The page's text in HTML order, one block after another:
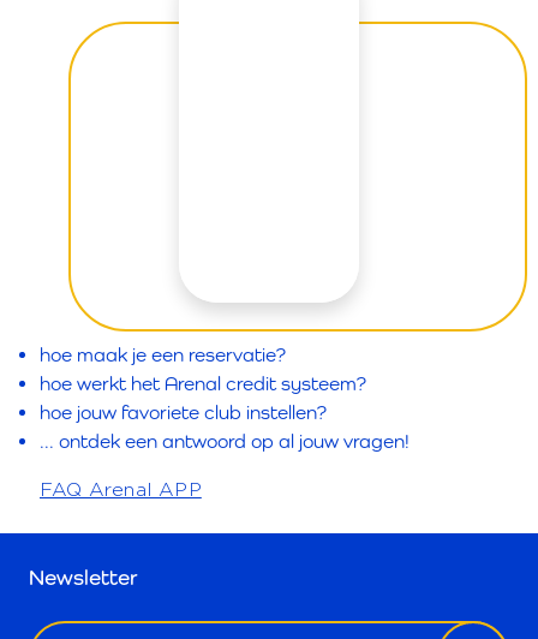
hoe maak je een reservatie?
hoe werkt het Arenal credit systeem?
hoe jouw favoriete club instellen?
... ontdek een antwoord op al jouw vragen!
FAQ Arenal APP
Newsletter